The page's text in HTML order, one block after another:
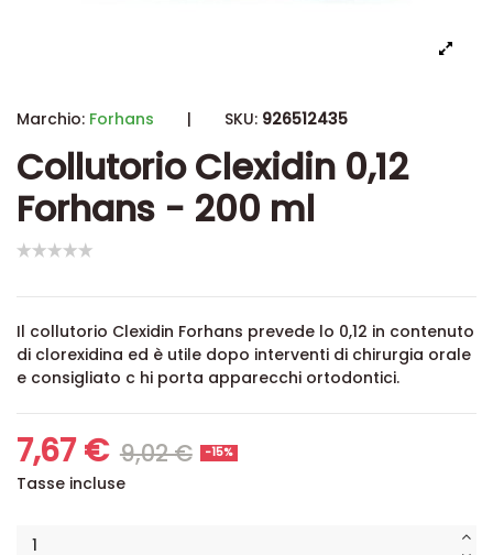
Marchio: Forhans | SKU: 926512435
Collutorio Clexidin 0,12
Forhans - 200 ml
Il collutorio Clexidin Forhans prevede lo 0,12 in contenuto
di clorexidina ed è utile dopo interventi di chirurgia orale
e consigliato c hi porta apparecchi ortodontici.
7,67 € 9,02 € -15%
Tasse incluse